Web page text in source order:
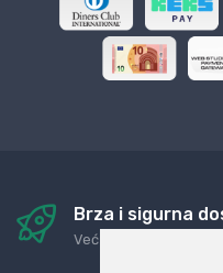
Brza i sigurna
Već za nekoliko dana